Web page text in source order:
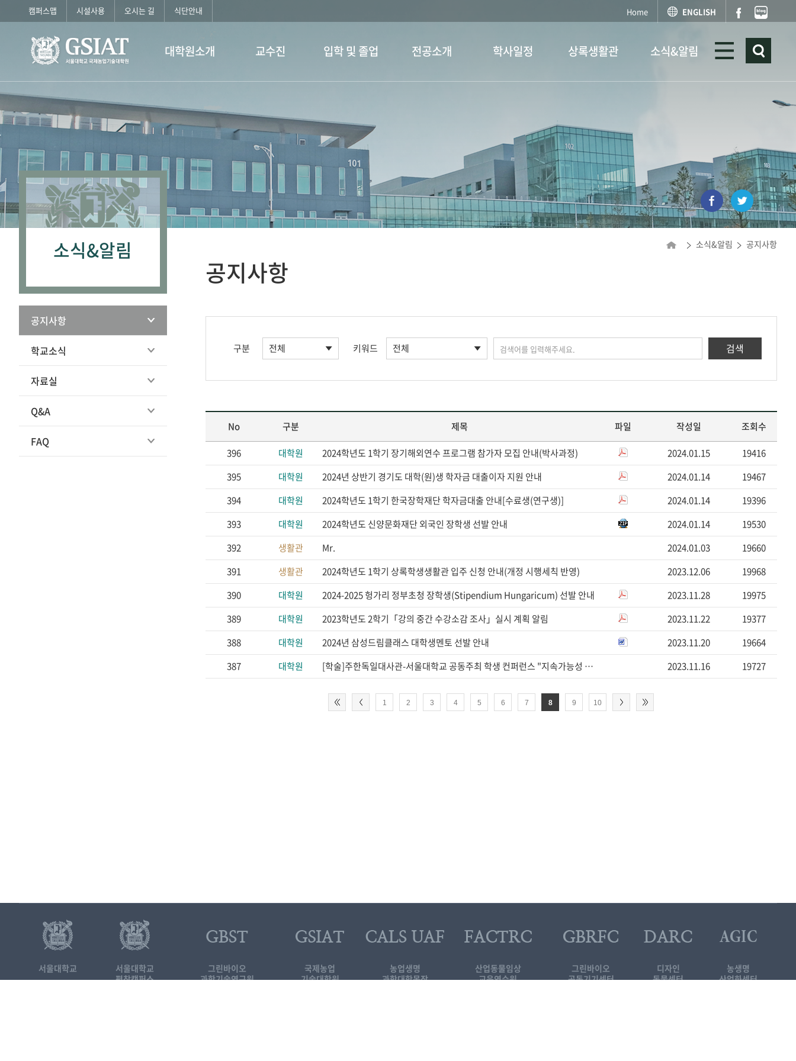
대학원소개 교수진 입학 및 졸업 전공소개 학사일정 상록생활관 소식&알림
캠퍼스맵 시설사용 오시는 길 식단안내 Home ENGLISH
소식&알림
공지사항
학교소식
자료실
Q&A
FAQ
소식&알림 공지사항
공지사항
구분 키워드 검색
No 구분 제목 파일 작성일 조회수
396 대학원 2024학년도 1학기 장기해외연수 프로그램 참가자 모집 안내(박사과정) 2024.01.15
19416
395
대학원 2024년 상반기 경기도 대학(원)생 학자금 대출이자 지원 안내 2024.01.14
19467
394
대학원 2024학년도 1학기 한국장학재단 학자금대출 안내[수료생(연구생)] 2024.01.14
19396
393
대학원 2024학년도 신양문화재단 외국인 장학생 선발 안내 2024.01.14
19530
392
생활관 Mr. 2024.01.03
19660
391
생활관 2024학년도 1학기 상록학생생활관 입주 신청 안내(개정 시행세칙 반영) 2023.12.06
19968
390
대학원 2024-2025 헝가리 정부초청 장학생(Stipendium Hungaricum) 선발 안내 2023.11.28
19975
389
대학원 2023학년도 2학기「강의 중간 수강소감 조사」실시 계획 알림 2023.11.22
19377
388
대학원 2024년 삼성드림클래스 대학생멘토 선발 안내 2023.11.20
19664
387
대학원 [학술]주한독일대사관-서울대학교 공동주최 학생 컨퍼런스 "지속가능성 2023" 개최 안내(11/21 16:00) 2023.11.16 19727
1 2 3 4 5 6 7 8 9 10
서울대학교
서울대학교
평창캠퍼스
그린바이오
과학기술연구원
국제농업
기술대학원
농업생명
과학대학목장
산업동물임상
교육연수원
그린바이오
공동기기센터
디자인
동물센터
농생명
산업화센터